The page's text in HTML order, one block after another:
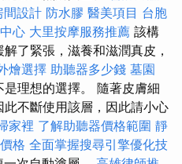
間設計 防水膠 醫美項目 台胞
心 大里按摩服務推薦 該構
了緊張，滋養和滋潤真皮，
燴選擇 助聽器多少錢 墓園
理想的選擇。 隨著皮膚細
不斷使用該層，因此請小心
家裡 了解助聽器價格範圍 靜
格 全面掌握搜尋引擎優化技